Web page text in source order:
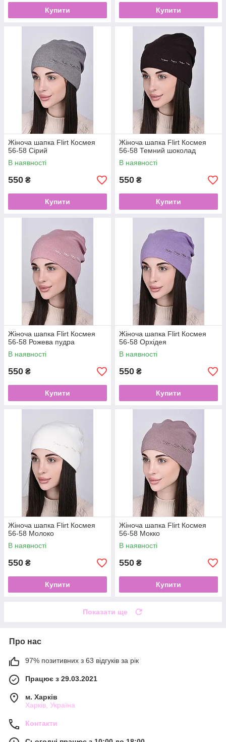
Купити Купити
Жіноча шапка Flirt Космея
56-58 Сірий
В наявності
550 ₴
Купити
Жіноча шапка Flirt Космея
56-58 Темний шоколад
В наявності
550 ₴
Купити
Жіноча шапка Flirt Космея
56-58 Рожева пудра
В наявності
550 ₴
Купити
Жіноча шапка Flirt Космея
56-58 Орхідея
В наявності
550 ₴
Купити
Жіноча шапка Flirt Космея
56-58 Молоко
В наявності
550 ₴
Купити
Жіноча шапка Flirt Космея
56-58 Мокко
В наявності
550 ₴
Купити
Показати ще
Про нас
97% позитивних з 63 відгуків за рік
Працює з 29.03.2021
м. Харків
Харків, Україна
Контакти